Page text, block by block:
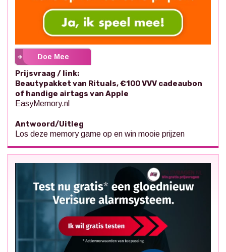
Doe Mee
Prijsvraag / link:
Beautypakket van Rituals, €100 VVV cadeaubon
of handige airtags van Apple
EasyMemory.nl
Antwoord/Uitleg
Los deze memory game op en win mooie prijzen